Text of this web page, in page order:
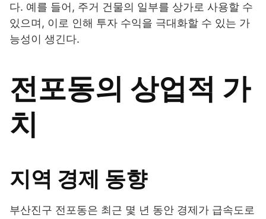
다. 예를 들어, 주거 건물의 일부를 상가로 사용할 수
있으며, 이로 인해 투자 수익을 극대화할 수 있는 가
능성이 생긴다.
전포동의 상업적 가
치
지역 경제 동향
부산진구 전포동은 최근 몇 년 동안 경제가 급속도로